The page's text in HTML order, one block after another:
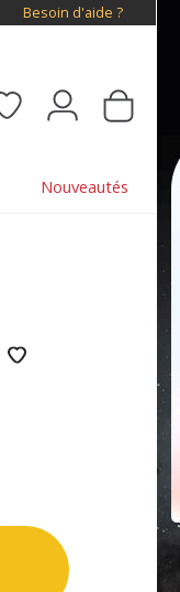
Besoin d'aide ?
Nouveautés